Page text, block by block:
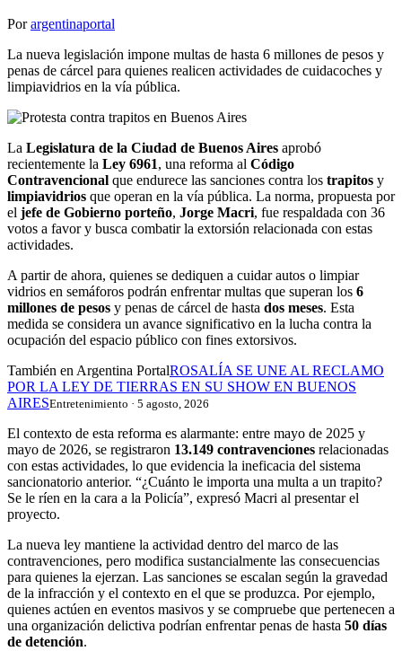
Porargentinaportal
La nueva legislación impone multas de hasta 6 millones de pesos y
penas de cárcel para quienes realicen actividades de cuidacoches y
limpiavidrios en la vía pública.
La Legislatura de la Ciudad de Buenos Aires aprobó
recientemente la Ley 6961, una reforma al Código
Contravencional que endurece las sanciones contra los trapitos y
limpiavidrios que operan en la vía pública. La norma, propuesta por
el jefe de Gobierno porteño, Jorge Macri, fue respaldada con 36
votos a favor y busca combatir la extorsión relacionada con estas
actividades.
A partir de ahora, quienes se dediquen a cuidar autos o limpiar
vidrios en semáforos podrán enfrentar multas que superan los 6
millones de pesos y penas de cárcel de hasta dos meses. Esta
medida se considera un avance significativo en la lucha contra la
ocupación del espacio público con fines extorsivos.
También en Argentina PortalROSALÍA SE UNE AL RECLAMO
POR LA LEY DE TIERRAS EN SU SHOW EN BUENOS
AIRESEntretenimiento · 5 agosto, 2026
El contexto de esta reforma es alarmante: entre mayo de 2025 y
mayo de 2026, se registraron 13.149 contravenciones relacionadas
con estas actividades, lo que evidencia la ineficacia del sistema
sancionatorio anterior. “¿Cuánto le importa una multa a un trapito?
Se le ríen en la cara a la Policía”, expresó Macri al presentar el
proyecto.
La nueva ley mantiene la actividad dentro del marco de las
contravenciones, pero modifica sustancialmente las consecuencias
para quienes la ejerzan. Las sanciones se escalan según la gravedad
de la infracción y el contexto en el que se produzca. Por ejemplo,
quienes actúen en eventos masivos y se compruebe que pertenecen a
una organización delictiva podrían enfrentar penas de hasta 50 días
de detención.